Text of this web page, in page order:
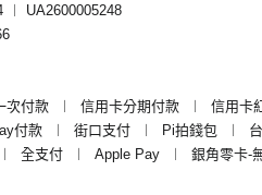
︱
UA2600005248
次付款
︱ 信用卡分期付款 ︱ 信用卡
付款 ︱ 街口支付 ︱ Pi拍錢包 ︱
︱ 全支付 ︱ Apple Pay ︱ 銀角零卡-